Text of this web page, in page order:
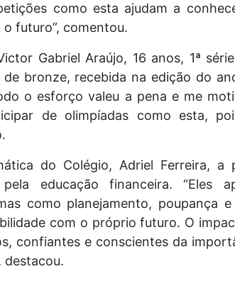
como esta ajudam a
futuro”, comentou.
Gabriel Araújo, 16 anos, 1ª
bronze, recebida na edição do
o esforço valeu a pena e me
de olimpíadas como esta,
do Colégio, Adriel Ferreira, a
educação financeira. “Eles
como planejamento, poupança
com o próprio futuro. O
confiantes e conscientes da
destacou.